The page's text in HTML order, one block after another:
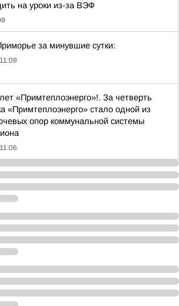
на уроки из-за ВЭФ
за минувшие сутки:
11:09
«Примтеплоэнерго»!. За четверть
«Примтеплоэнерго» стало одной из
опор коммунальной системы
11:06